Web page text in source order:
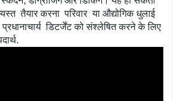
तैयार करना परिवार या औद्योगिक धुलाई
प्रधानाचार्य डिटर्जेंट को संश्लेषित करने के लिए